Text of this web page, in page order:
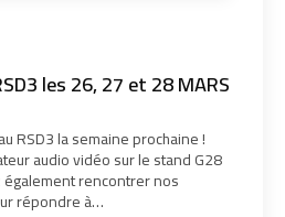
les 26, 27 et 28 MARS
RSD3 la semaine prochaine !
audio vidéo sur le stand G28
rencontrer nos
répondre à…